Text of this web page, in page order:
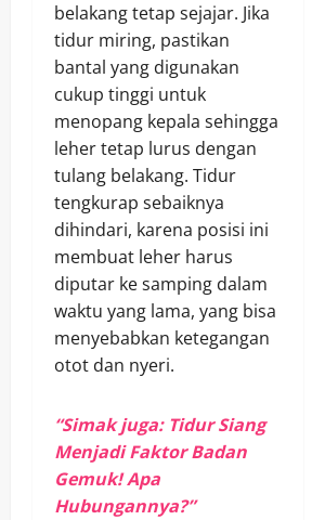
belakang tetap sejajar. Jika
tidur miring, pastikan
bantal yang digunakan
cukup tinggi untuk
menopang kepala sehingga
leher tetap lurus dengan
tulang belakang. Tidur
tengkurap sebaiknya
dihindari, karena posisi ini
membuat leher harus
diputar ke samping dalam
waktu yang lama, yang bisa
menyebabkan ketegangan
otot dan nyeri.
“Simak juga: Tidur Siang
Menjadi Faktor Badan
Gemuk! Apa
Hubungannya?”